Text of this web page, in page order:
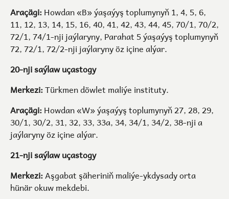
Araçägi:Howdan «B» ýaşaýyş toplumynyň 1, 4, 5, 6,
11, 12, 13, 14, 15, 16, 40, 41, 42, 43, 44, 45, 70/1, 70/2,
72/1, 74/1-nji jaýlaryny, Parahat 5 ýaşaýyş toplumynyň
72, 72/1, 72/2-nji jaýlaryny öz içine alýar.
20-nji saýlaw uçastogy
Merkezi:Türkmen döwlet maliýe instituty.
Araçägi:Howdan «W» ýaşaýyş toplumynyň 27, 28, 29,
30/1, 30/2, 31, 32, 33, 33a, 34, 34/1, 34/2, 38-nji a
jaýlaryny öz içine alýar.
21-nji saýlaw uçastogy
Merkezi:Aşgabat şäheriniň maliýe-ykdysady orta
hünär okuw mekdebi.